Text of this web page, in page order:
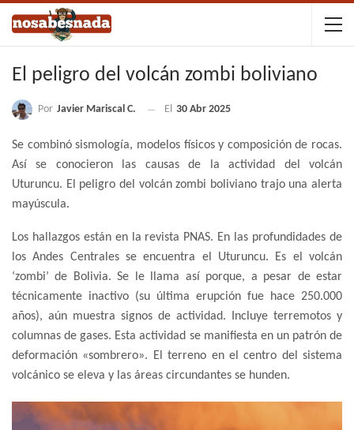
El peligro del volcán zombi boliviano
Por Javier Mariscal C. El 30 Abr 2025
Se combinó sismología, modelos físicos y composición de rocas.
Así se conocieron las causas de la actividad del volcán
Uturuncu. El peligro del volcán zombi boliviano trajo una alerta
mayúscula.
Los hallazgos están en la revista PNAS. En las profundidades de
los Andes Centrales se encuentra el Uturuncu. Es el volcán
‘zombi’ de Bolivia. Se le llama así porque, a pesar de estar
técnicamente inactivo (su última erupción fue hace 250.000
años), aún muestra signos de actividad. Incluye terremotos y
columnas de gases. Esta actividad se manifiesta en un patrón de
deformación «sombrero». El terreno en el centro del sistema
volcánico se eleva y las áreas circundantes se hunden.